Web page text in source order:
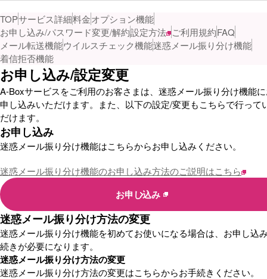
TOPサービス詳細料金オプション機能
お申し込み/パスワード変更/解約設定方法 ご利用規約FAQ
メール転送機能ウイルスチェック機能迷惑メール振り分け機能
着信拒否機能
お申し込み/設定変更
A-Boxサービスをご利用のお客さまは、迷惑メール振り分け機能
申し込みいただけます。また、以下の設定/変更もこちらで行って
だけます。
お申し込み
迷惑メール振り分け機能はこちらからお申し込みください。
迷惑メール振り分け機能のお申し込み方法のご説明はこちら
お申し込み
迷惑メール振り分け方法の変更
迷惑メール振り分け機能を初めてお使いになる場合は、お申し込
続きが必要になります。
迷惑メール振り分け方法の変更
迷惑メール振り分け方法の変更はこちらからお手続きください。